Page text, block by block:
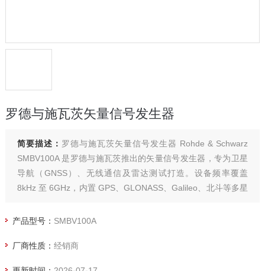
罗德与施瓦茨矢量信号发生器
简要描述： 罗德与施瓦茨矢量信号发生器 Rohde & Schwarz
SMBV100A 是罗德与施瓦茨推出的矢量信号发生器，专为卫星
导航（GNSS）、无线通信及雷达测试打造。设备频率覆盖
8kHz 至 6GHz，内置 GPS、GLONASS、Galileo、北斗等多星
调制信号。
产品型号： SMBV100A
厂商性质： 经销商